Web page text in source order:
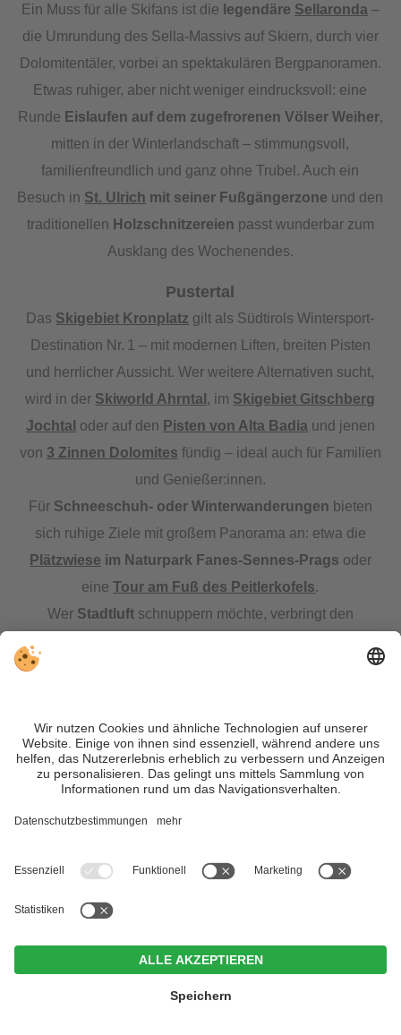
Ein Muss für alle Skifans ist die legendäre Sellaronda –
die Umrundung des Sella-Massivs auf Skiern, durch vier
Dolomitentäler, vorbei an spektakulären Bergpanoramen.
Etwas ruhiger, aber nicht weniger eindrucksvoll: eine
Runde Eislaufen auf dem zugefrorenen Völser Weiher,
mitten in der Winterlandschaft – stimmungsvoll,
familienfreundlich und ganz ohne Trubel. Auch ein
Besuch in St. Ulrich mit seiner Fußgängerzone und den
traditionellen Holzschnitzereien passt wunderbar zum
Ausklang des Wochenendes.
Pustertal
Das Skigebiet Kronplatz gilt als Südtirols Wintersport-
Destination Nr. 1 – mit modernen Liften, breiten Pisten
und herrlicher Aussicht. Wer weitere Alternativen sucht,
wird in der Skiworld Ahrntal , im Skigebiet Gitschberg
Jochtal oder auf den Pisten von Alta Badia und jenen
von 3 Zinnen Dolomites fündig – ideal auch für Familien
und Genießer:innen.
Für Schneeschuh- oder Winterwanderungen bieten
sich ruhige Ziele mit großem Panorama an: etwa die
Plätzwiese im Naturpark Fanes-Sennes-Prags oder
eineTour am Fuß des Peitlerkofels.
Wer Stadtluftschnuppern möchte, verbringt den
Haunold
. Ein lohnender Abstecher
für
Kulturliebhaber:innenistBurg Taufers in Sand in
Taufers– sie hat auch im Winter geöffnet und bietet
Architektur.
Im Tiefenbrunn - Gardensuites